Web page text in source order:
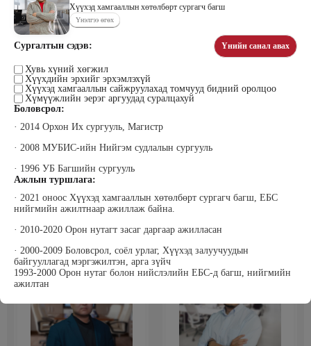
Хүүхэд хамгааллын хөтөлбөрт сургагч багш
Үнэлгээ өгөх
Сургалтын сэдэв: Үнийн санал авах
Хувь хүний хөгжил
Хүүхдийн эрхийг эрхэмлэхүй
Хүүхэд хамгааллын сайжруулахад томчууд бидний оролцоо
Хүмүүжлийн эерэг аргуудад суралцахуй
Боловсрол:
· 2014 Орхон Их сургууль, Магистр
· 2008 МУБИС-ийн Нийгэм судлалын сургууль
· 1996 УБ Багшийн сургууль
Ажлын туршлага:
· 2021 оноос Хүүхэд хамгааллын хөтөлбөрт сургагч багш, ЕБС
нийгмийн ажилтнаар ажиллаж байна.
· 2010-2020 Орон нутагт засаг даргаар ажилласан
· 2000-2009 Боловсрол, соёл урлаг, Хүүхэд залуучуудын
байгууллагад мэргэжилтэн, арга зүйч
1993-2000 Орон нутаг болон нийслэлийн ЕБС-д багш, нийгмийн
ажилтан
Цэдэндамба Нарантуяа
Наран анд консалтинг” ХХК-ийн
Захирал
Бээжин Солонгоо
трэйнер, олон улсын сургагч багш,
сэтгэлзүйч
Уранбор Сэмбэрүү
шинжилгээ үнэлгээний дарга
тогтолцооны хэрэгжүүлэгч
үүсгэн байгуулагч, Зүрх сэтгэлийн
ажилтан, сургагч багш